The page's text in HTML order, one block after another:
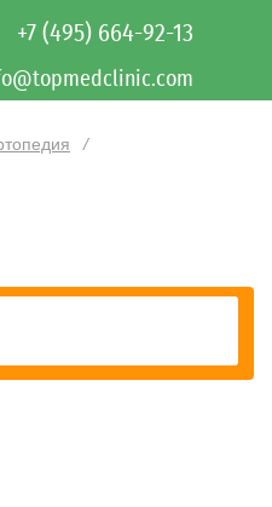
+7 (495) 664-92-13
/